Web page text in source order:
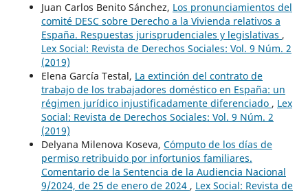
Juan Carlos Benito Sánchez, Los pronunciamientos del
comité DESC sobre Derecho a la Vivienda relativos a
España. Respuestas jurisprudenciales y legislativas ,
Lex Social: Revista de Derechos Sociales: Vol. 9 Núm. 2
(2019)
Elena García Testal, La extinción del contrato de
trabajo de los trabajadores doméstico en España: un
régimen jurídico injustificadamente diferenciado , Lex
Social: Revista de Derechos Sociales: Vol. 9 Núm. 2
(2019)
Delyana Milenova Koseva, Cómputo de los días de
permiso retribuido por infortunios familiares.
Comentario de la Sentencia de la Audiencia Nacional
9/2024, de 25 de enero de 2024 , Lex Social: Revista de